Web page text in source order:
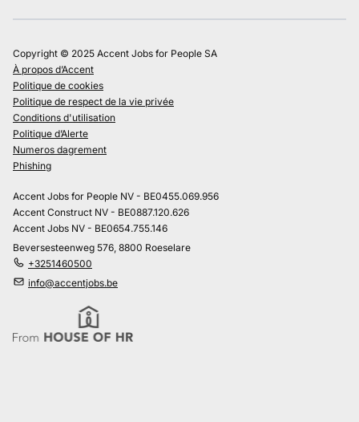
Copyright © 2025 Accent Jobs for People SA
À propos d’Accent
Politique de cookies
Politique de respect de la vie privée
Conditions d'utilisation
Politique d’Alerte
Numeros dagrement
Phishing
Accent Jobs for People NV - BE0455.069.956
Accent Construct NV - BE0887.120.626
Accent Jobs NV - BE0654.755.146
Beversesteenweg 576, 8800 Roeselare
+3251460500
info@accentjobs.be